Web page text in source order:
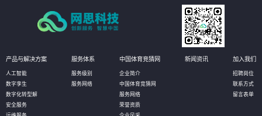
产品与解决方案
人工智能
数字孪生
数字化转型解
安全服务
服务体系
服务级别
服务网络
中国体育竞猜网
企业简介
中国体育竞猜网
服务网络
荣誉资质
新闻资讯 加入我们
招聘岗位
联系方式
留言表单